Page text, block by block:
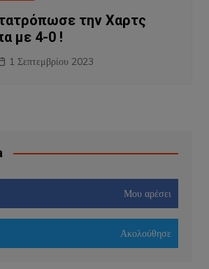
την Χαρτς
με 4-0 !
1 Σεπτεμβρίου 2023
Μου αρέσει
Ακολούθησε